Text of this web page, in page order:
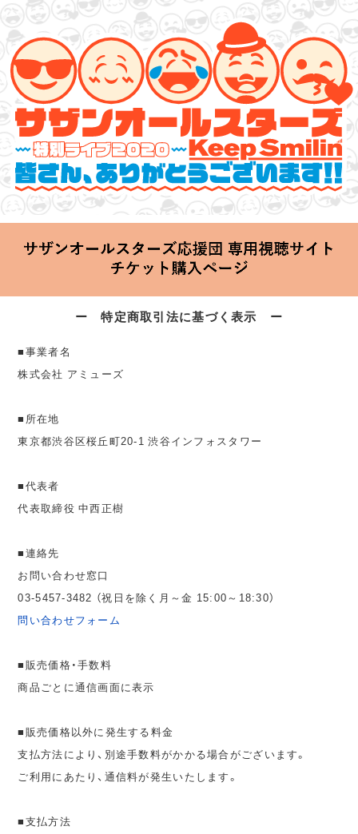
サザンオールスターズ 特別ライブ 2020
2020.06.25 Thu 20:00 Start at 横浜アリーナ
ー 特定商取引法に基づく表示 ー
■事業者名
株式会社 アミューズ
■所在地
東京都渋谷区桜丘町20-1 渋谷インフォスタワー
■代表者
代表取締役 中西正樹
■連絡先
お問い合わせ窓口
03-5457-3482 （祝日を除く月～金 15:00～18:30）
問い合わせフォーム
■販売価格・手数料
商品ごとに通信画面に表示
■販売価格以外に発生する料金
支払方法により、別途手数料がかかる場合がございます。
ご利用にあたり、通信料が発生いたします。
■支払方法